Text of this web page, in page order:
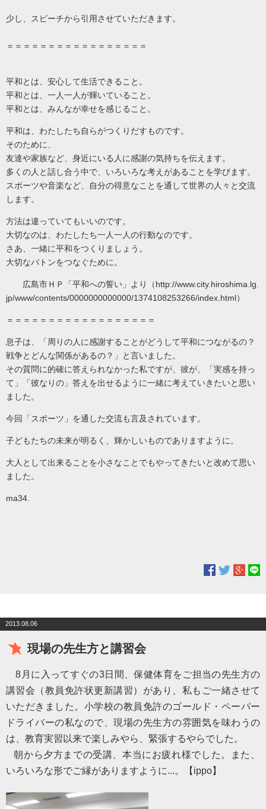
少し、スピーチから引用させていただきます。
＝＝＝＝＝＝＝＝＝＝＝＝＝＝＝＝＝
平和とは、安心して生活できること。
平和とは、一人一人が輝いていること。
平和とは、みんなが幸せを感じること。
平和は、わたしたち自らがつくりだすものです。
そのために、
友達や家族など、身近にいる人に感謝の気持ちを伝えます。
多くの人と話し合う中で、いろいろな考えがあることを学びます。
スポーツや音楽など、自分の得意なことを通して世界の人々と交流
します。
方法は違っていてもいいのです。
大切なのは、わたしたち一人一人の行動なのです。
さあ、一緒に平和をつくりましょう。
大切なバトンをつなぐために。
広島市ＨＰ「平和への誓い」より（http://www.city.hiroshima.lg.
jp/www/contents/0000000000000/1374108253266/index.html）
＝＝＝＝＝＝＝＝＝＝＝＝＝＝＝＝＝＝
息子は、「周りの人に感謝することがどうして平和につながるの？
戦争とどんな関係があるの？」と言いました。
その質問に的確に答えられなかった私ですが、彼が、「実感を持っ
て」「彼なりの」答えを出せるように一緒に考えていきたいと思い
ました。
今回「スポーツ」を通した交流も言及されています。
子どもたちの未来が明るく、輝かしいものでありますように。
大人として出来ることを小さなことでもやってきたいと改めて思い
ました。
ma34.
2013.08.06
現場の先生方と講習会
8 月に入ってすぐの3日間、保健体育をご担当の先生方の
講習会（教員免許状更新講習）があり、私もご一緒させて
いただきました。小学校の教員免許のゴールド・ペーパー
ドライバーの私なので、現場の先生方の雰囲気を味わうの
は、教育実習以来で楽しみやら、緊張するやらでした。
朝から夕方までの受講、本当にお疲れ様でした。また、
いろいろな形でご縁がありますように...。【 ippo】